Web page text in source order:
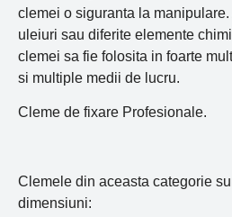
clemei o siguranta la
uleiuri sau diferite elemente
clemei sa fie folosita in foarte
si multiple medii de lucru.
Cleme de fixare Profesionale.
Clemele din aceasta categorie
dimensiuni: